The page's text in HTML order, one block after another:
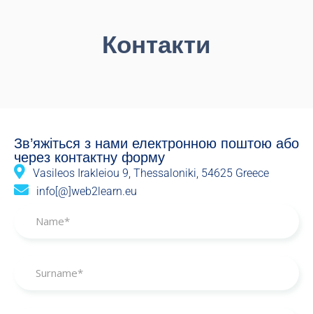
Контакти
Зв’яжіться з нами електронною поштою або
через контактну форму
Vasileos Irakleiou 9, Thessaloniki, 54625 Greece
info[@]web2learn.eu